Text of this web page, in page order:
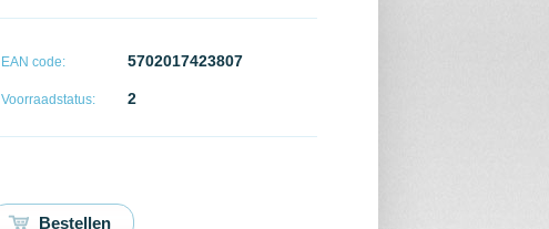
EAN code: 5702017423807
Voorraadstatus: 2